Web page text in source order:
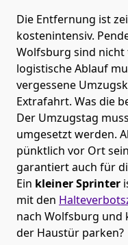
Die Entfernung ist
kostenintensiv.
Wolfsburg sind nicht
logistische Ablauf
vergessene
Extrafahrt. Was die
Der Umzugstag
umgesetzt werden.
pünktlich vor Ort
garantiert auch für
Ein kleiner Sprinter
mit den
nach Wolfsburg und
der Haustür parken?